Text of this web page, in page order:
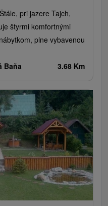
pri jazere Tajch,
štyrmi komfortnými
plne vybavenou
Baňa 3.68 Km